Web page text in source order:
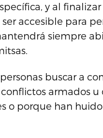
y al
accesible para
siempre
buscar a
armados u
o porque han